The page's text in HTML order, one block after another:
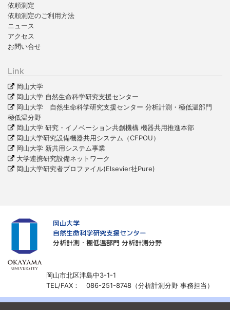
依頼測定
依頼測定のご利用方法
ニュース
アクセス
お問い合せ
Link
岡山大学
岡山大学 自然生命科学研究支援センター
岡山大学 自然生命科学研究支援センター 分析計測・極低温部門
極低温分野
岡山大学 研究・イノベーション共創機構 機器共用推進本部
岡山大学研究設備機器共用システム（CFPOU）
岡山大学 新共用システム事業
大学連携研究設備ネットワーク
岡山大学研究者プロファイル(Elsevier社Pure)
岡山大学
自然生命科学研究支援センター
分析計測・極低温部門 分析計測分野
岡山市北区津島中3-1-1
TEL/FAX： 086-251-8748（分析計測分野 事務担当）